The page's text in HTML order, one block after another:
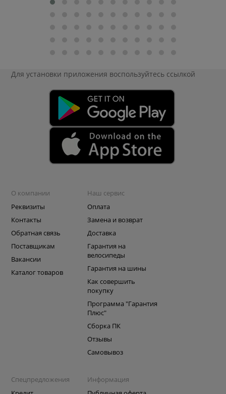
Для установки приложения воспользуйтесь ссылкой
О компании
Реквизиты
Контакты
Обратная связь
Поставщикам
Вакансии
Каталог товаров
Наш сервис
Оплата
Замена и возврат
Доставка
Гарантия на
велосипеды
Гарантия на шины
Как совершить
покупку
Программа "Гарантия
Плюс"
Сборка ПК
Отзывы
Самовывоз
Спецпредложения
Информация